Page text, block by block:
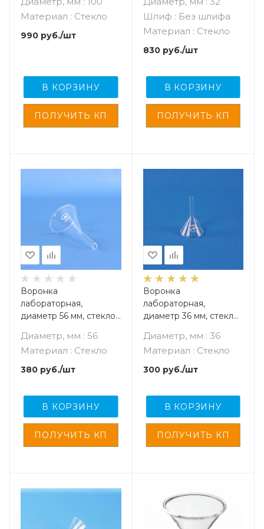
Материал : Стекло
990 руб./шт
В КОРЗИНУ
100 мкм, без шлифа
Шлиф : Без шлифа
Материал : Стекло
830руб./шт
В КОРЗИНУ
Воронка
лабораторная,
диаметр 56 мм, стекло,
Диаметр, мм : 56
Материал : Стекло
380 руб./шт
В КОРЗИНУ
Воронка
лабораторная,
диаметр 36 мм, стекло,
Диаметр, мм : 36
Материал : Стекло
300руб./шт
В КОРЗИНУ